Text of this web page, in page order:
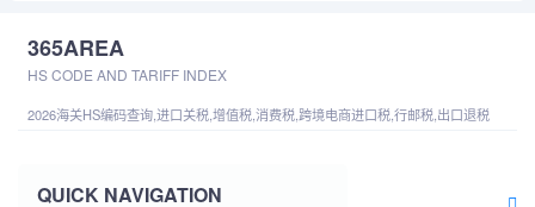
365AREA
HS CODE AND TARIFF INDEX
2026海关HS编码查询,进口关税,增值税,消费税,跨境电商进口税,行邮税,出口退税
QUICK NAVIGATION